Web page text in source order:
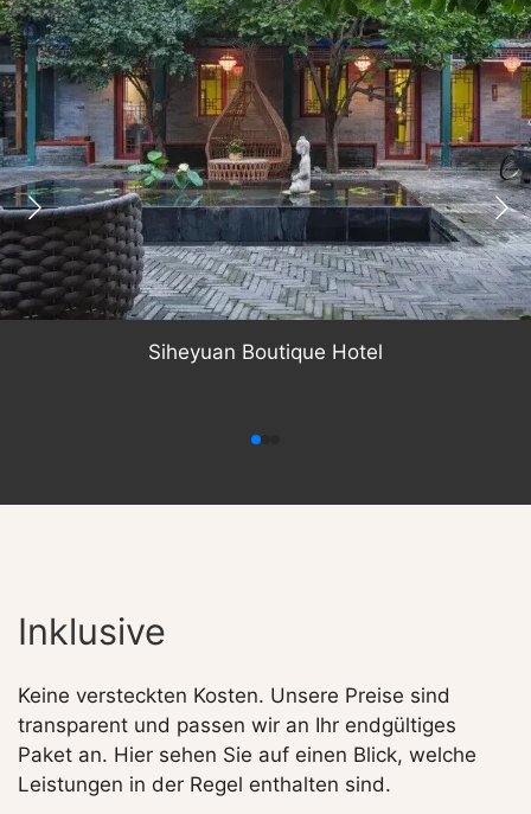
Siheyuan Boutique Hotel
Inklusive
Keine versteckten Kosten. Unsere Preise sind
transparent und passen wir an Ihr endgültiges
Paket an. Hier sehen Sie auf einen Blick, welche
Leistungen in der Regel enthalten sind.